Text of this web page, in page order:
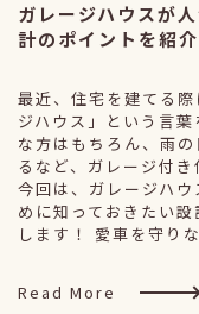
ガレージハウスが
計のポイントを紹介
最近、住宅を建てる
ジハウス」という言
な方はもちろん、雨
るなど、ガレージ付き
今回は、ガレージハ
めに知っておきたい
します！ 愛車を守り
Read More